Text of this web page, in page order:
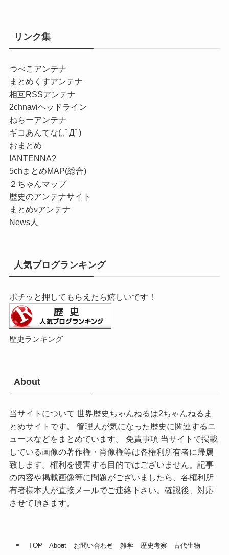
リンク集
つべこアンテナ
まとめくすアンテナ
相互RSSアンテナ
2chnaviヘッドライン
ねらーアンテナ
ギコあんてな(,,ﾟДﾟ)
おまとめ
!ANTENNA?
5chまとめMAP(総合)
２ちゃんマップ
歴史のアンテナサイト
まとめνアンテナ
News人
人気ブログランキング
ポチッと押してもらえたら嬉しいです！
歴史ランキング
About
当サイトについて 世界歴史ちゃんねるは2ちゃんねるま
とめサイトです。 管理人が気になった歴史に関連するニ
ュースなどをまとめています。 免責事項 当サイトで掲載
している画像の著作権・肖像権等は各権利所有者に帰属
致します。権利を侵害する目的ではございません。記事
の内容や掲載画像等に問題がございましたら、各権利所
有者様本人が直接メールでご連絡下さい。確認後、対応
させて頂きます。
TOP About お問い合わせ 雑学 歴史考察 古代生物